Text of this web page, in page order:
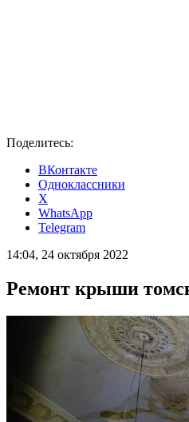
Поделитесь:
ВКонтакте
Одноклассники
X
WhatsApp
Telegram
14:04, 24 октября 2022
Ремонт крыши